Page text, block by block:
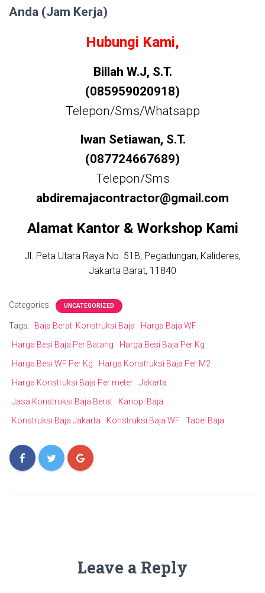
Anda (Jam Kerja)
Hubungi Kami,
Billah W.J, S.T.
(085959020918)
Telepon/Sms/Whatsapp
Iwan Setiawan, S.T.
(087724667689)
Telepon/Sms
abdiremajacontractor@gmail.com
Alamat Kantor & Workshop Kami
Jl. Peta Utara Raya No. 51B, Pegadungan, Kalideres,
Jakarta Barat, 11840
Categories: UNCATEGORIZED
Tags: Baja Berat. Konstruksi Baja
Harga Baja WF
Harga Besi Baja Per Batang
Harga Besi Baja Per Kg
Harga Besi WF Per Kg
Harga Konstruksi Baja Per M2
Harga Konstruksi Baja Per meter
Jakarta
Jasa Konstruksi Baja Berat
Kanopi Baja
Konstruksi Baja Jakarta
Konstruksi Baja WF Tabel Baja
Leave a Reply